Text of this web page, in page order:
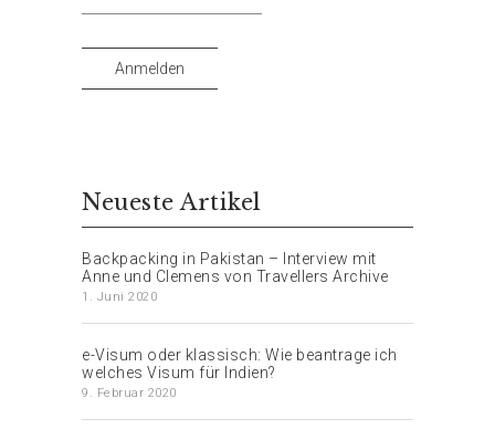
E-
Adresse
Anmelden
Neueste Artikel
Backpacking in Pakistan – Interview mit
Anne und Clemens von Travellers Archive
1. Juni 2020
e-Visum oder klassisch: Wie beantrage ich
welches Visum für Indien?
9. Februar 2020